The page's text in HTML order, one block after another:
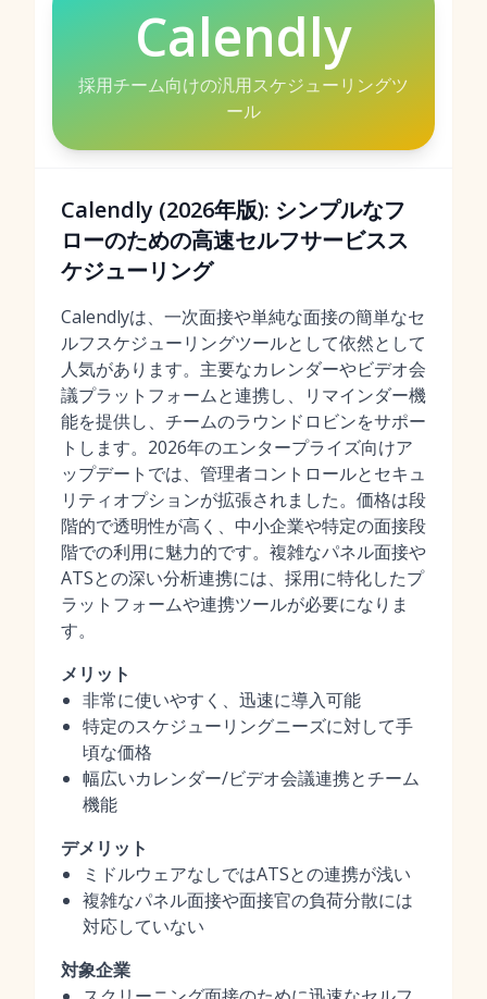
Calendly
採用チーム向けの汎用スケジューリングツ
ール
Calendly (2026年版): シンプルなフ
ローのための高速セルフサービスス
ケジューリング
Calendlyは、一次面接や単純な面接の簡単なセ
ルフスケジューリングツールとして依然として
人気があります。主要なカレンダーやビデオ会
議プラットフォームと連携し、リマインダー機
能を提供し、チームのラウンドロビンをサポー
トします。2026年のエンタープライズ向けア
ップデートでは、管理者コントロールとセキュ
リティオプションが拡張されました。価格は段
階的で透明性が高く、中小企業や特定の面接段
階での利用に魅力的です。複雑なパネル面接や
ATSとの深い分析連携には、採用に特化したプ
ラットフォームや連携ツールが必要になりま
す。
メリット
非常に使いやすく、迅速に導入可能
特定のスケジューリングニーズに対して手
頃な価格
幅広いカレンダー/ビデオ会議連携とチーム
機能
デメリット
ミドルウェアなしではATSとの連携が浅い
複雑なパネル面接や面接官の負荷分散には
対応していない
対象企業